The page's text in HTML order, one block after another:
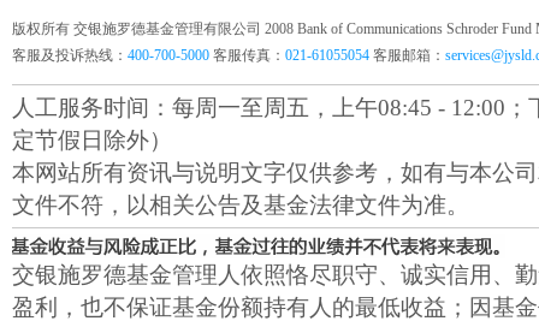
版权所有 交银施罗德基金管理有限公司 2008 Bank of Communications Schroder Fund
客服及投诉热线： 400-700-5000 客服传真： 021-61055054 客服邮箱：
人工服务时间：每周一至周五，上午08:45 - 12:00；
定节假日除外）
本网站所有资讯与说明文字仅供参考，如有与本公
文件不符，以相关公告及基金法律文件为准。
交银施罗德基金管理人依照恪尽职守、诚实信用、
盈利，也不保证基金份额持有人的最低收益；因基